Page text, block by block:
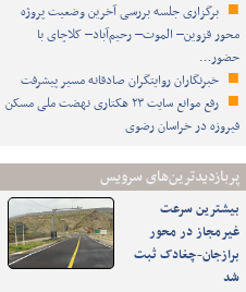
برگزاری جلسه بررسی آخرین وضعیت پروژه
محور قزوین– الموت– رحیم‌آباد– کلاچای با
حضور…
خبرنگاران روایتگران صادقانه مسیر پیشرفت
رفع موانع سایت ۲۳ هکتاری نهضت ملی مسکن
فیروزه در خراسان رضوی
پربازدیدترین‌های سرویس
بیشترین سرعت
غیرمجاز در محور
برازجان-چغادک ثبت
شد